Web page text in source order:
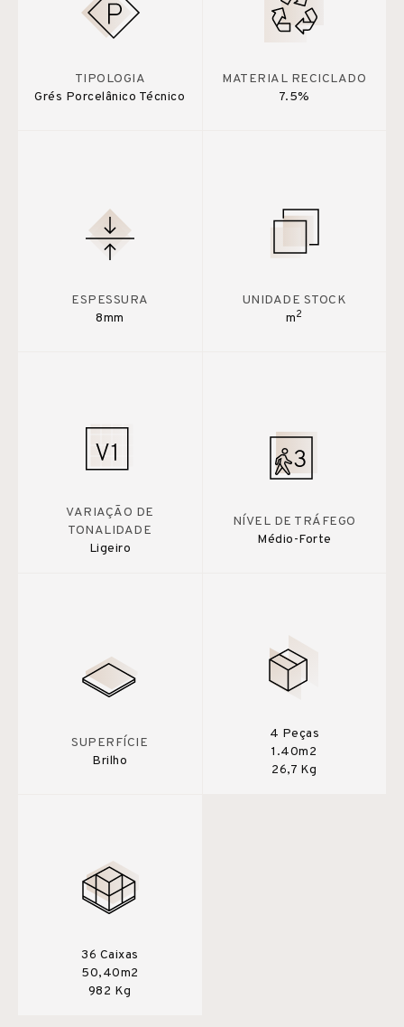
TIPOLOGIA
Grés Porcelânico Técnico
MATERIAL RECICLADO
7.5%
ESPESSURA
8mm
UNIDADE STOCK
m2
VARIAÇÃO DE
TONALIDADE
Ligeiro
NÍVEL DE TRÁFEGO
Médio-Forte
SUPERFÍCIE
Brilho
4 Peças
1.40m2
26,7 Kg
36 Caixas
50,40m2
982 Kg